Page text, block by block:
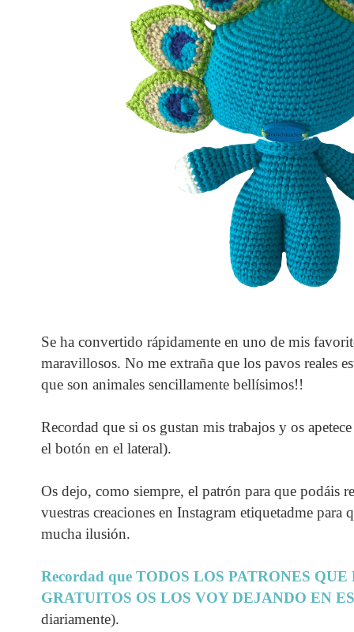
Se ha convertido rápidamente en uno de mis
maravillosos. No me extraña que los pavos reales
que son animales sencillamente bellísimos!!
Recordad que si os gustan mis trabajos y os
el botón en el lateral).
Os dejo, como siempre, el patrón para que podáis
vuestras creaciones en Instagram etiquetadme para
mucha ilusión.
Recordad que TODOS LOS PATRONES
GRATUITOS OS LOS VOY DEJANDO EN
diariamente).